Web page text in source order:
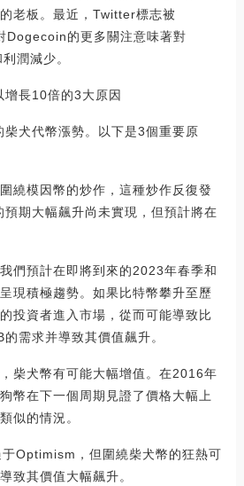
老板。最近，Twitter標志被
Dogecoin的更多關注意味著對
潤減少。
長10倍的3大原因
犬代幣漲勢。以下是3個重要原
繞模因幣的炒作，這種炒作反復發
期大幅飆升尚未實現，但預計將在
們預計在即將到來的2023年春季和
現積極趨勢。如果比特幣攀升至歷
投資者進入市場，從而可能導致比
需求并導致其價值飆升。
柴犬幣有可能大幅增值。在2016年
幣在下一個周期見證了價格大幅上
似的情況。
Optimism，但圍繞柴犬幣的狂熱可
致其價值大幅飆升。